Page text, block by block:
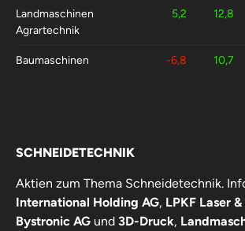
Landmaschinen
Agrartechnik
5,2 12,8
Baumaschinen -6,8 10,7
Glasproduktionsmaschinen
Fördertechnik -27 16
SCHNEIDETECHNIK
Aktien zum Thema Schneidetechnik.
International Holding AG, LPKF Laser
Bystronic AG und 3D-Druck,